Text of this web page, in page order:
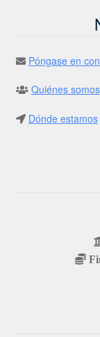
Póngase en
Quiénes somos
Dónde estamos